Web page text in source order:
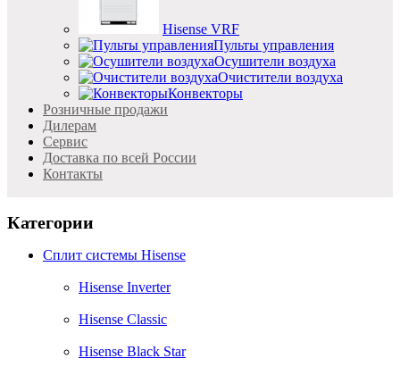
Hisense VRF
Пульты управления
Осушители воздуха
Очистители воздуха
Конвекторы
Розничные продажи
Дилерам
Cервис
Доставка по всей России
Контакты
Категории
Сплит системы Hisense
Hisense Inverter
Hisense Classic
Hisense Black Star